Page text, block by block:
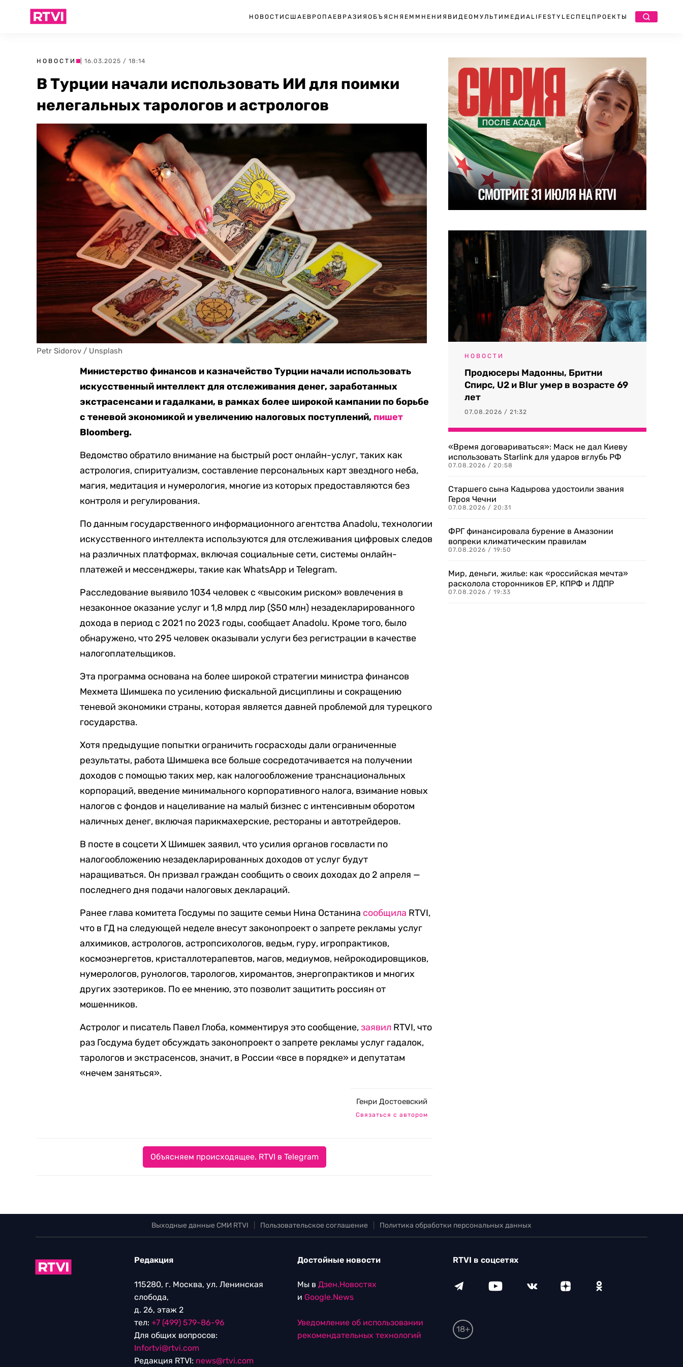
НОВОСТИ США ЕВРОПА ЕВРАЗИЯ ОБЪЯСНЯЕМ МНЕНИЯ ВИДЕО МУЛЬТИМЕДИА LIFESTYLEСПЕЦПРОЕКТЫ
НОВОСТИ | 16.03.2025 / 18:14
В Турции начали использовать ИИ для поимки
нелегальных тарологов и астрологов
Petr Sidorov / Unsplash
Министерство финансов и казначейство Турции начали использовать
искусственный интеллект для отслеживания денег, заработанных
экстрасенсами и гадалками, в рамках более широкой кампании по борьбе
с теневой экономикой и увеличению налоговых поступлений, пишет
Bloomberg.
Ведомство обратило внимание на быстрый рост онлайн-услуг, таких как
астрология, спиритуализм, составление персональных карт звездного неба,
магия, медитация и нумерология, многие из которых предоставляются без
контроля и регулирования.
По данным государственного информационного агентства Anadolu, технологии
искусственного интеллекта используются для отслеживания цифровых следов
на различных платформах, включая социальные сети, системы онлайн-
платежей и мессенджеры, такие как WhatsApp и Telegram.
Расследование выявило 1034 человек с «высоким риском» вовлечения в
незаконное оказание услуг и 1,8 млрд лир ($50 млн) незадекларированного
дохода в период с 2021 по 2023 годы, сообщает Anadolu. Кроме того, было
обнаружено, что 295 человек оказывали услуги без регистрации в качестве
налогоплательщиков.
Эта программа основана на более широкой стратегии министра финансов
Мехмета Шимшека по усилению фискальной дисциплины и сокращению
теневой экономики страны, которая является давней проблемой для турецкого
государства.
Хотя предыдущие попытки ограничить госрасходы дали ограниченные
результаты, работа Шимшека все больше сосредотачивается на получении
доходов с помощью таких мер, как налогообложение транснациональных
корпораций, введение минимального корпоративного налога, взимание новых
налогов с фондов и нацеливание на малый бизнес с интенсивным оборотом
наличных денег, включая парикмахерские, рестораны и автотрейдеров.
В посте в соцсети X Шимшек заявил, что усилия органов госвласти по
налогообложению незадекларированных доходов от услуг будут
наращиваться. Он призвал граждан сообщить о своих доходах до 2 апреля —
последнего дня подачи налоговых деклараций.
Ранее глава комитета Госдумы по защите семьи Нина Останина сообщила RTVI,
что в ГД на следующей неделе внесут законопроект о запрете рекламы услуг
алхимиков, астрологов, астропсихологов, ведьм, гуру, игропрактиков,
космоэнергетов, кристаллотерапевтов, магов, медиумов, нейрокодировщиков,
нумерологов, рунологов, тарологов, хиромантов, энергопрактиков и многих
других эзотериков. По ее мнению, это позволит защитить россиян от
мошенников.
Астролог и писатель Павел Глоба, комментируя это сообщение,заявил RTVI, что
раз Госдума будет обсуждать законопроект о запрете рекламы услуг гадалок,
тарологов и экстрасенсов, значит, в России «все в порядке» и депутатам
«нечем заняться».
Генри Достоевский
Связаться с автором
Объясняем происходящее. RTVI в Telegram
НОВОСТИ
Продюсеры Мадонны, Бритни
Спирс, U2 и Blur умер в возрасте 69
лет
07.08.2026 / 21:32
«Время договариваться»: Маск не дал Киеву
использовать Starlink для ударов вглубь РФ
07.08.2026 / 20:58
Старшего сына Кадырова удостоили звания
Героя Чечни
07.08.2026 / 20:31
ФРГ финансировала бурение в Амазонии
вопреки климатическим правилам
07.08.2026 / 19:50
Мир, деньги, жилье: как «российская мечта»
расколола сторонников ЕР, КПРФ и ЛДПР
07.08.2026 / 19:33
Выходные данные СМИ RTVI Пользовательское соглашение Политика обработки персональных данных
Редакция
115280, г. Москва, ул. Ленинская
слобода,
д. 26, этаж 2
тел: +7 (499) 579-86-96
Для общих вопросов:
Infortvi@rtvi.com
Редакция RTVI: news@rtvi.com
Достойные новости
Мы в Дзен.Новостях
и Google.News
Уведомление об использовании
рекомендательных технологий
RTVI в соцсетях
18+